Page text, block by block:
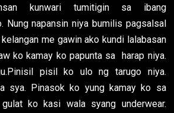
kunwari tumitigin sa ibang
Nung napansin niya bumilis pagsalsal
me gawin ako kundi lalabasan
ko kamay ko papunta sa harap niya.
pisil ko ulo ng tarugo niya.
sya. Pinasok ko yung kamay ko sa
ko kasi wala syang underwear.